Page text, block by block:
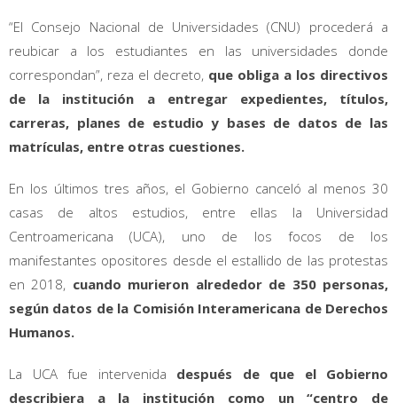
“El Consejo Nacional de Universidades (CNU) procederá a
reubicar a los estudiantes en las universidades donde
correspondan”, reza el decreto, que obliga a los directivos
de la institución a entregar expedientes, títulos,
carreras, planes de estudio y bases de datos de las
matrículas, entre otras cuestiones.
En los últimos tres años, el Gobierno canceló al menos 30
casas de altos estudios, entre ellas la Universidad
Centroamericana (UCA), uno de los focos de los
manifestantes opositores desde el estallido de las protestas
en 2018, cuando murieron alrededor de 350 personas,
según datos de la Comisión Interamericana de Derechos
Humanos.
La UCA fue intervenida después de que el Gobierno
describiera a la institución como un “centro de